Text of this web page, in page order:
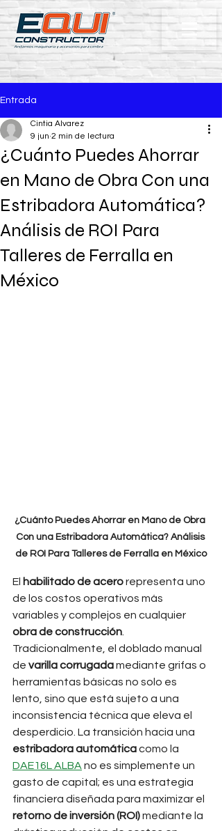
Entrada
¿Cuánto Puedes Ahorrar
en Mano de Obra Con una
Estribadora Automática?
Análisis de ROI Para
Talleres de Ferralla en
México
Cintia Alvarez
9 jun 2 min de lectura
¿Cuánto Puedes Ahorrar en Mano de Obra
Con una Estribadora Automática? Análisis
de ROI Para Talleres de Ferralla en México
El habilitado de acero representa uno
de los costos operativos más
variables y complejos en cualquier
obra de construcción
Tradicionalmente, el doblado manual
de varilla corrugada mediante grifas o
herramientas básicas no solo es
lento, sino que está sujeto a una
inconsistencia técnica que eleva el
desperdicio. La transición hacia una
estribadora automática como la
DAE16L ALBA no es simplemente un
gasto de capital; es una estrategia
financiera diseñada para maximizar el
retorno de inversión (ROI) mediante la